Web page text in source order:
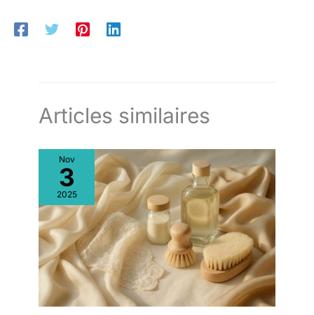
Articles similaires
Nov
3
2025